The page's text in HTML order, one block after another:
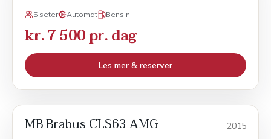
5 seter Automat Bensin
kr. 7 500 pr. dag
Les mer & reserver
MB Brabus CLS63 AMG 2015